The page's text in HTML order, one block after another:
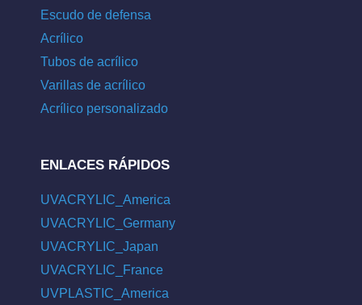
Escudo de defensa
Acrílico
Tubos de acrílico
Varillas de acrílico
Acrílico personalizado
ENLACES RÁPIDOS
UVACRYLIC_America
UVACRYLIC_Germany
UVACRYLIC_Japan
UVACRYLIC_France
UVPLASTIC_America